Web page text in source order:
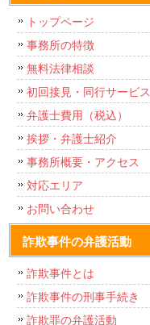
トップページ
事務所の特徴
無料法律相談
初回接見・同行サービス
弁護士費用（税込）
挨拶・弁護士紹介
事務所概要・アクセス
対応エリア
お問い合わせ
詐欺事件の弁護活動
詐欺事件とは
詐欺事件の刑事手続き
詐欺罪の弁護活動